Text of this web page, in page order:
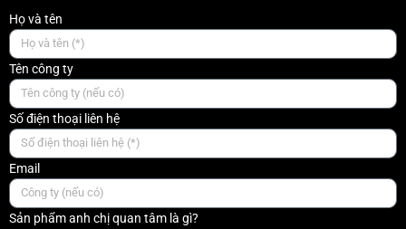
Họ và tên
Tên công ty
Số điện thoại liên hệ
Email
Sản phẩm anh chị quan tâm là gì?